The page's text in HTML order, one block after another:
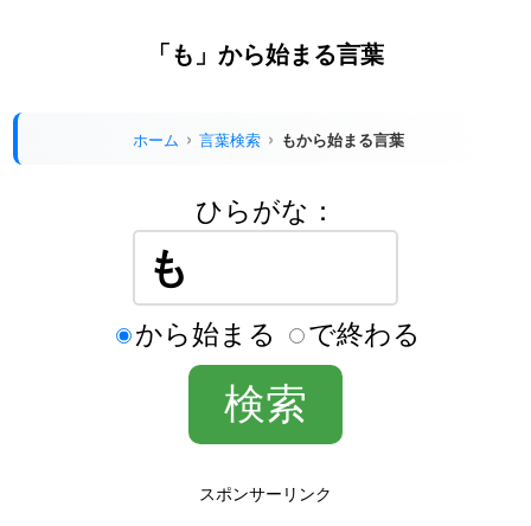
「も」から始まる言葉
ホーム 言葉検索 もから始まる言葉
ひらがな：
から始まる で終わる
スポンサーリンク